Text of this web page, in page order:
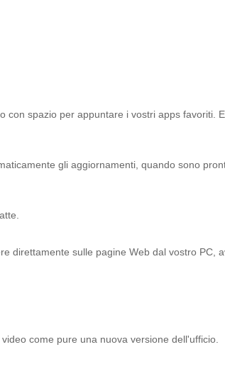
spazio per appuntare i vostri apps favoriti.
gli aggiornamenti, quando sono
direttamente sulle pagine Web dal vostro PC,
come pure una nuova versione dell'ufficio.